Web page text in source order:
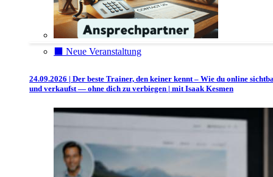
⬛️ Neue Veranstaltung
24.09.2026 | Der beste Trainer, den keiner kennt – Wie du online
und verkaufst — ohne dich zu verbiegen | mit Isaak Kesmen